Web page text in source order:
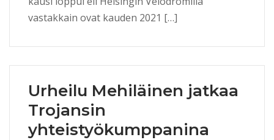
vastakkain ovat kauden 2021 […]
Urheilu Mehiläinen jatkaa
Trojansin
yhteistyökumppanina